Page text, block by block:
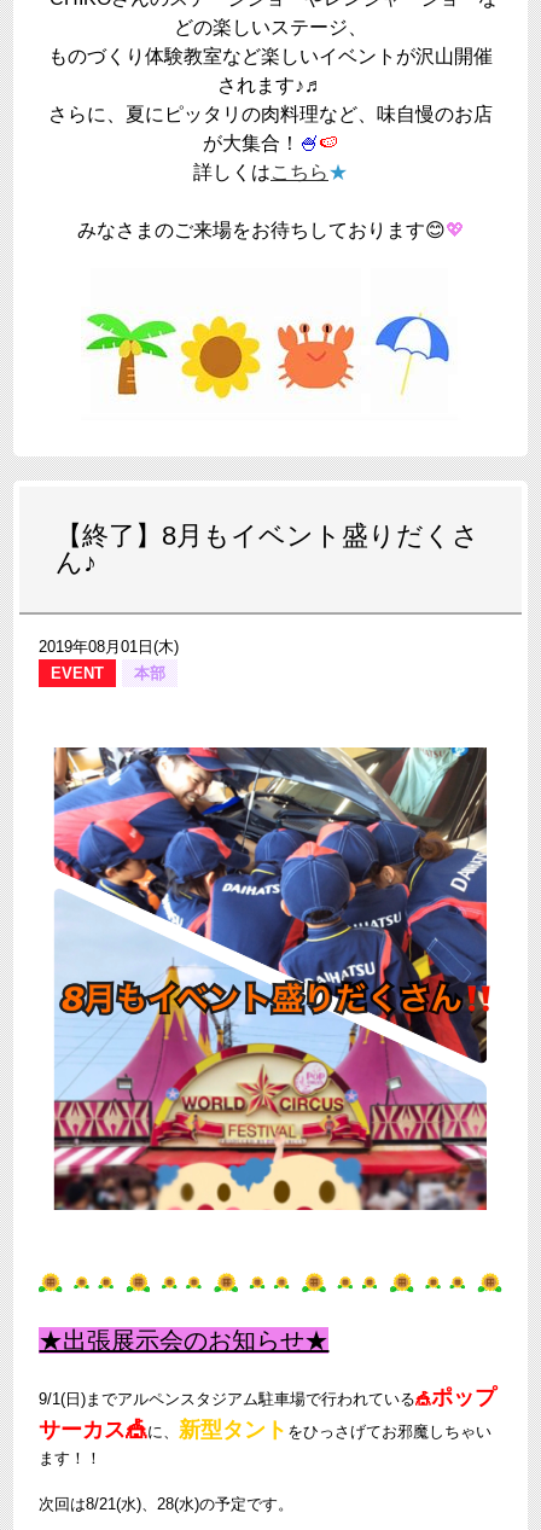
どの楽しいステージ、
ものづくり体験教室など楽しいイベントが沢山開催
されます♪♬
さらに、夏にピッタリの肉料理など、味自慢のお店
が大集合！ 🍧🍉
詳しくはこちら★
みなさまのご来場をお待ちしております😊💖
【終了】8月もイベント盛りだくさ
ん♪
2019年08月01日(木)
EVENT
本部
★出張展示会のお知らせ★
9/1(日)までアルペンスタジアム駐車場で行われている🎪ポップ
サーカス🎪に、 新型タント をひっさげてお邪魔しちゃい
ます！！
次回は8/21(水)、28(水)の予定です。